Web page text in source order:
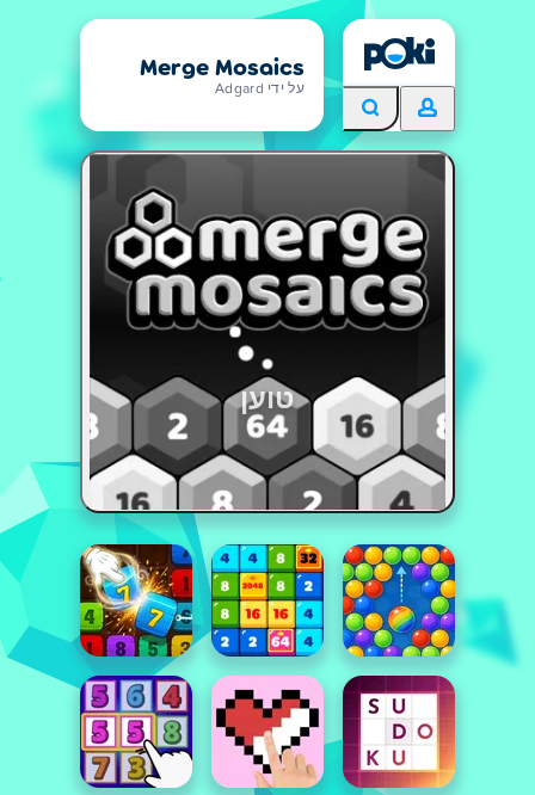
Merge Mosaics
על ידי Adgard
טוען